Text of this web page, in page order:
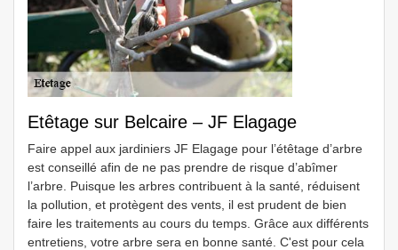
Etêtage sur Belcaire – JF Elagage
Faire appel aux jardiniers JF Elagage pour l’étêtage d’arbre
est conseillé afin de ne pas prendre de risque d’abîmer
l’arbre. Puisque les arbres contribuent à la santé, réduisent
la pollution, et protègent des vents, il est prudent de bien
faire les traitements au cours du temps. Grâce aux différents
entretiens, votre arbre sera en bonne santé. C'est pour cela